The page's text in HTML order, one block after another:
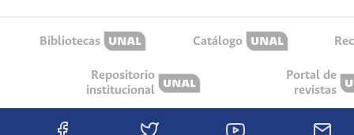
Bibliotecas Catálogo
Repositorio
institucional
Portal de
revistas